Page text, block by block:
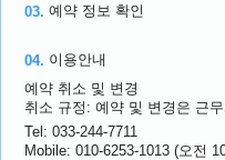
03. 예약 정보 확인
04. 이용안내
예약 취소 및 변경
취소 규정: 예약 및 변경은 근
Tel: 033-244-7711
Mobile: 010-6253-1013 (오전